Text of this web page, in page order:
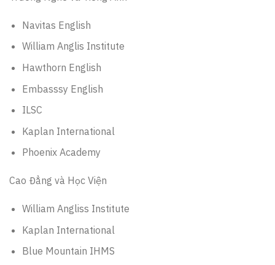
Navitas English
William Anglis Institute
Hawthorn English
Embasssy English
ILSC
Kaplan International
Phoenix Academy
Cao Đẳng và Học Viện
William Angliss Institute
Kaplan International
Blue Mountain IHMS